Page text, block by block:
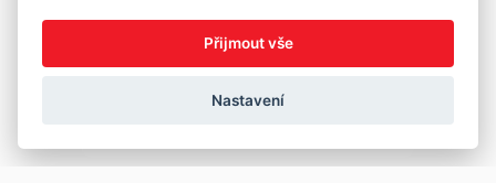
Přijmout vše
Nastavení